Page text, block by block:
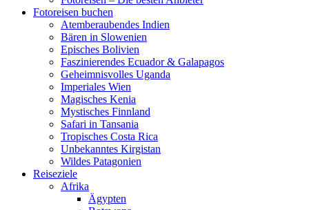
Fotoreisen buchen
Atemberaubendes Indien
Bären in Slowenien
Episches Bolivien
Faszinierendes Ecuador & Galapagos
Geheimnisvolles Uganda
Imperiales Wien
Magisches Kenia
Mystisches Finnland
Safari in Tansania
Tropisches Costa Rica
Unbekanntes Kirgistan
Wildes Patagonien
Reiseziele
Afrika
Ägypten